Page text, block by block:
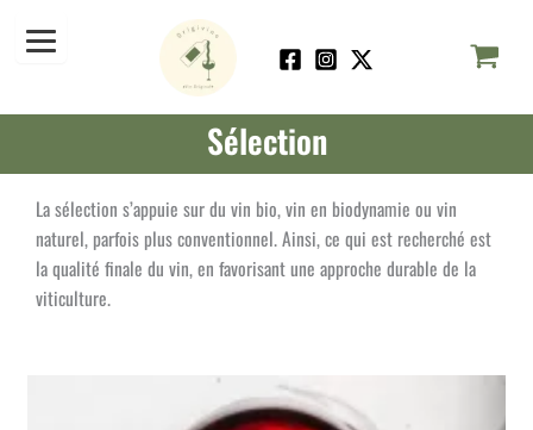
Sélection
La sélection s’appuie sur du vin bio, vin en biodynamie ou vin
naturel, parfois plus conventionnel. Ainsi, ce qui est recherché est
la qualité finale du vin, en favorisant une approche durable de la
viticulture.